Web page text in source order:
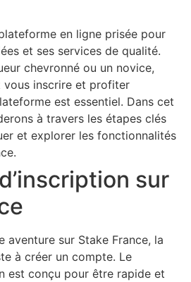
en ligne prisée pour
et ses services de qualité.
chevronné ou un novice,
vous inscrire et profiter
est essentiel. Dans cet
à travers les étapes clés
et explorer les fonctionnalités
sur
aventure sur Stake France, la
à créer un compte. Le
est conçu pour être rapide et